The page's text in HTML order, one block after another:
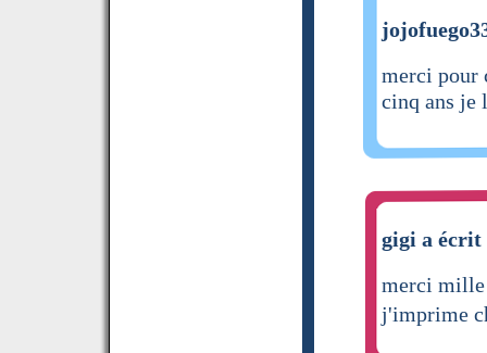
merci pour
cinq ans je
gigi a
merci
j'imprime